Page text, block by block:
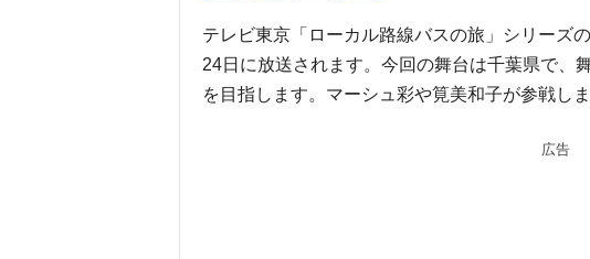
e
n
e
a
テレビ東京「ローカル路線バスの旅」シリーズ
24日に放送されます。今回の舞台は千葉県で、
を目指します。マーシュ彩や筧美和子が参戦しま
広告